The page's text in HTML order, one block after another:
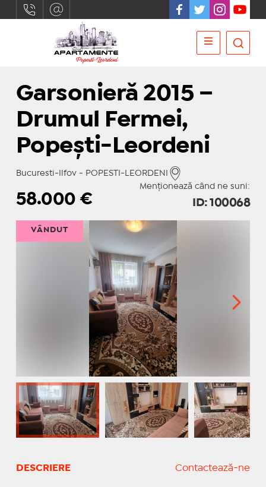
Garsonieră 2015 –
Drumul Fermei,
Popești-Leordeni
Bucuresti-Ilfov - POPESTI-LEORDENI
Menționează când ne suni:
58.000€ ID: 100068
VÂNDUT
DESCRIERE Contactează-ne